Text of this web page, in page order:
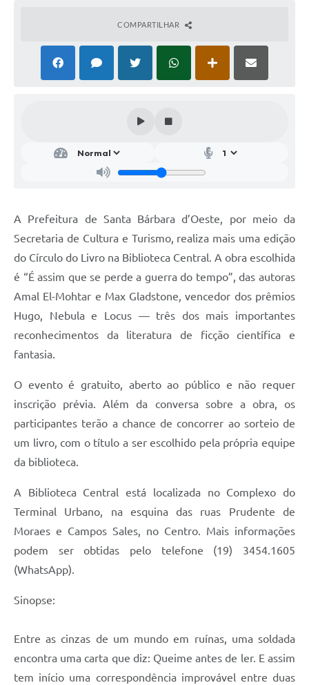
Certidão Negativa de Empresa
Parcerias com Organização da Sociedade Civil (OSC)
Conselhos Municipais
Principal
Galeria de Fotos
Notícias
Galeria de Vídeos
Links
Enquete
Jornal
Contato
Plano Municipal de Segurança Pública
Plano de Contratações Anuais
COMPARTILHAR
A Prefeitura de Santa Bárbara d’Oeste, por meio da
Secretaria de Cultura e Turismo, realiza mais uma edição
do Círculo do Livro na Biblioteca Central. A obra escolhida
é “É assim que se perde a guerra do tempo”, das autoras
Amal El-Mohtar e Max Gladstone, vencedor dos prêmios
Hugo, Nebula e Locus — três dos mais importantes
reconhecimentos da literatura de ficção científica e
fantasia.
O evento é gratuito, aberto ao público e não requer
inscrição prévia. Além da conversa sobre a obra, os
participantes terão a chance de concorrer ao sorteio de
um livro, com o título a ser escolhido pela própria equipe
da biblioteca.
A Biblioteca Central está localizada no Complexo do
Terminal Urbano, na esquina das ruas Prudente de
Moraes e Campos Sales, no Centro. Mais informações
podem ser obtidas pelo telefone (19) 3454.1605
(WhatsApp).
Sinopse:
Entre as cinzas de um mundo em ruínas, uma soldada
encontra uma carta que diz: Queime antes de ler. E assim
tem início uma correspondência improvável entre duas